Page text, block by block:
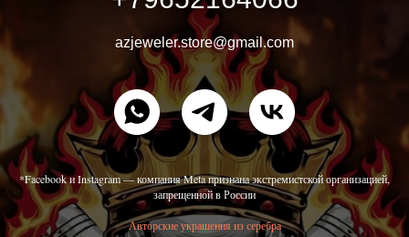
azjeweler.store@gmail.com
*Facebook и Instagram — компания Meta признана экстремистской организацией,
запрещенной в России
Авторские украшения из серебра